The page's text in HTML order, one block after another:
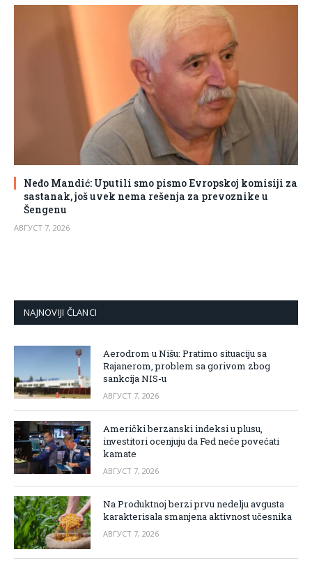
Neđo Mandić: Uputili smo pismo Evropskoj komisiji za
sastanak, još uvek nema rešenja za prevoznike u
Šengenu
АВГУСТ 7, 2026
NAJNOVIJI ČLANCI
Aerodrom u Nišu: Pratimo situaciju sa
Rajanerom, problem sa gorivom zbog
sankcija NIS-u
АВГУСТ 7, 2026
Američki berzanski indeksi u plusu,
investitori ocenjuju da Fed neće povećati
kamate
АВГУСТ 7, 2026
Na Produktnoj berzi prvu nedelju avgusta
karakterisala smanjena aktivnost učesnika
АВГУСТ 7, 2026